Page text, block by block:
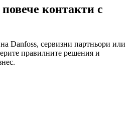
контакти с
Danfoss, сервизни партньори или
правилните решения и